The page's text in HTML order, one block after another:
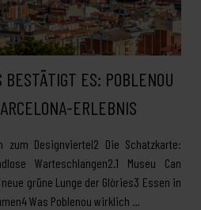
ES: POBLENOU
ERLEBNIS
zum Designviertel2 Die Schatzkarte:
Warteschlangen2.1 Museu Can
grüne Lunge der Glòries3 Essen in
Was Poblenou wirklich …